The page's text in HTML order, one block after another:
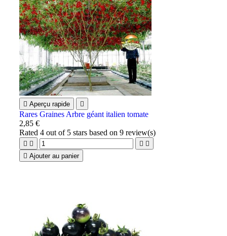
 Aperçu rapide 
Rares Graines Arbre géant italien tomate
2,85 €
Rated4 out of 5 stars based on9 review(s)
   
 Ajouter au panier